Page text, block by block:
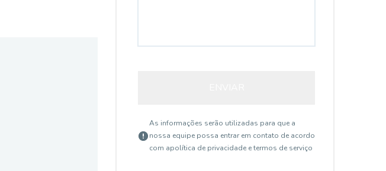
As informações serão utilizadas para que a
nossa equipe possa entrar em contato de acordo
com apolítica de privacidade e termos de serviço